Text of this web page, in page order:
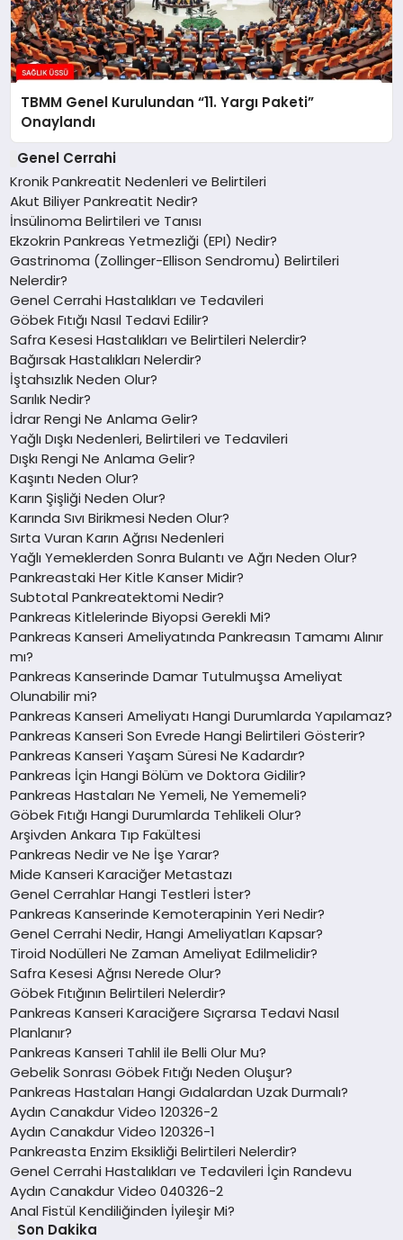
TBMM Genel Kurulundan “11. Yargı Paketi”
Onaylandı
Genel Cerrahi
Kronik Pankreatit Nedenleri ve Belirtileri
Akut Biliyer Pankreatit Nedir?
İnsülinoma Belirtileri ve Tanısı
Ekzokrin Pankreas Yetmezliği (EPI) Nedir?
Gastrinoma (Zollinger-Ellison Sendromu) Belirtileri
Nelerdir?
Genel Cerrahi Hastalıkları ve Tedavileri
Göbek Fıtığı Nasıl Tedavi Edilir?
Safra Kesesi Hastalıkları ve Belirtileri Nelerdir?
Bağırsak Hastalıkları Nelerdir?
İştahsızlık Neden Olur?
Sarılık Nedir?
İdrar Rengi Ne Anlama Gelir?
Yağlı Dışkı Nedenleri, Belirtileri ve Tedavileri
Dışkı Rengi Ne Anlama Gelir?
Kaşıntı Neden Olur?
Karın Şişliği Neden Olur?
Karında Sıvı Birikmesi Neden Olur?
Sırta Vuran Karın Ağrısı Nedenleri
Yağlı Yemeklerden Sonra Bulantı ve Ağrı Neden Olur?
Pankreastaki Her Kitle Kanser Midir?
Subtotal Pankreatektomi Nedir?
Pankreas Kitlelerinde Biyopsi Gerekli Mi?
Pankreas Kanseri Ameliyatında Pankreasın Tamamı Alınır
mı?
Pankreas Kanserinde Damar Tutulmuşsa Ameliyat
Olunabilir mi?
Pankreas Kanseri Ameliyatı Hangi Durumlarda Yapılamaz?
Pankreas Kanseri Son Evrede Hangi Belirtileri Gösterir?
Pankreas Kanseri Yaşam Süresi Ne Kadardır?
Pankreas İçin Hangi Bölüm ve Doktora Gidilir?
Pankreas Hastaları Ne Yemeli, Ne Yememeli?
Göbek Fıtığı Hangi Durumlarda Tehlikeli Olur?
Arşivden Ankara Tıp Fakültesi
Pankreas Nedir ve Ne İşe Yarar?
Mide Kanseri Karaciğer Metastazı
Genel Cerrahlar Hangi Testleri İster?
Pankreas Kanserinde Kemoterapinin Yeri Nedir?
Genel Cerrahi Nedir, Hangi Ameliyatları Kapsar?
Tiroid Nodülleri Ne Zaman Ameliyat Edilmelidir?
Safra Kesesi Ağrısı Nerede Olur?
Göbek Fıtığının Belirtileri Nelerdir?
Pankreas Kanseri Karaciğere Sıçrarsa Tedavi Nasıl
Planlanır?
Pankreas Kanseri Tahlil ile Belli Olur Mu?
Gebelik Sonrası Göbek Fıtığı Neden Oluşur?
Pankreas Hastaları Hangi Gıdalardan Uzak Durmalı?
Aydın Canakdur Video 120326-2
Aydın Canakdur Video 120326-1
Pankreasta Enzim Eksikliği Belirtileri Nelerdir?
Genel Cerrahi Hastalıkları ve Tedavileri İçin Randevu
Aydın Canakdur Video 040326-2
Anal Fistül Kendiliğinden İyileşir Mi?
Son Dakika